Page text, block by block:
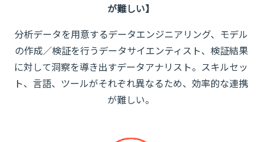
が難しい】
分析データを用意するデータエンジニアリング、モデル
の作成／検証を行うデータサイエンティスト、検証結果
に対して洞察を導き出すデータアナリスト。スキルセッ
ト、言語、ツールがそれぞれ異なるため、効率的な連携
が難しい。